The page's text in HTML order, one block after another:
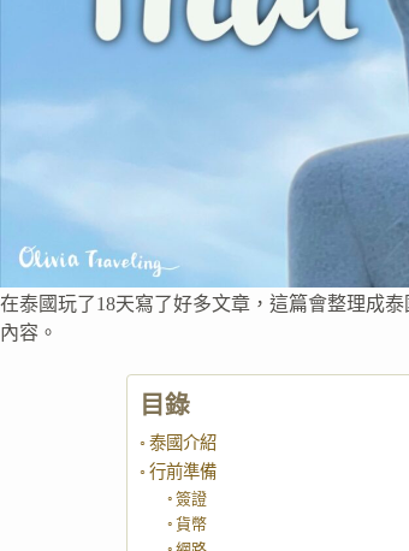
在泰國玩了18天寫了好多文章，這篇會整理成
內容。
目錄
泰國介紹
行前準備
簽證
貨幣